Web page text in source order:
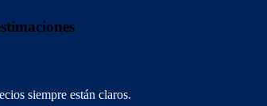
siempre están claros.